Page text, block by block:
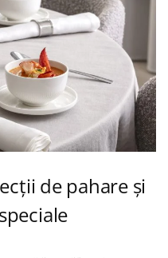
de pahare și